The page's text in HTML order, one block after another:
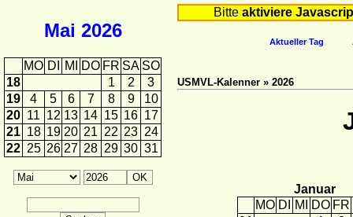
Mai 2026
MO DI MI DO FR SA SO
18
1 2
3
19
4 5 6 7 8 9
10
20 11 12 13 14 15 16 17
21 18 19 20 21 22 23 24
22 25 26 27 28 29 30 31
Bitte aktiviere
Aktueller Tag
USMVL-Kalenner » 2026
Januar
MO DI MI DO FR